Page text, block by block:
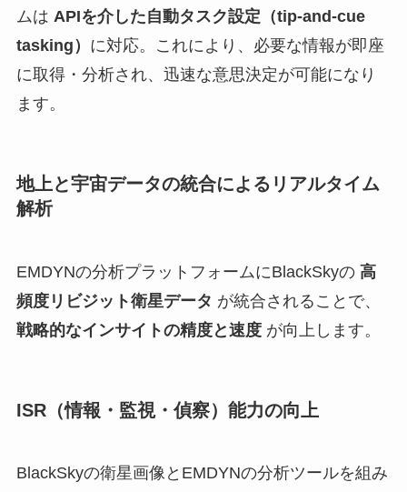
ムは APIを介した自動タスク設定（tip-and-cue
tasking） に対応。これにより、必要な情報が即座
に取得・分析され、迅速な意思決定が可能になり
ます。
地上と宇宙データの統合によるリアルタイム
解析
EMDYNの分析プラットフォームにBlackSkyの 高
頻度リビジット衛星データ が統合されることで、
戦略的なインサイトの精度と速度が向上します。
ISR（情報・監視・偵察）能力の向上
BlackSkyの衛星画像とEMDYNの分析ツールを組み